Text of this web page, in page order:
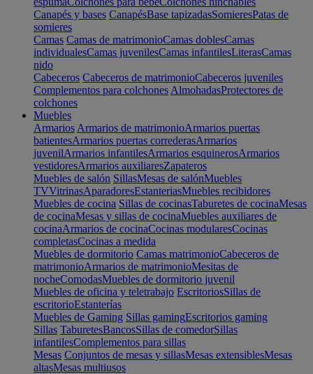
Canapés y bases CanapésBase tapizadasSomieresPatas de
somieres
Camas Camas de matrimonioCamas doblesCamas
individualesCamas juvenilesCamas infantilesLiterasCamas
nido
Cabeceros Cabeceros de matrimonioCabeceros juveniles
Complementos para colchones AlmohadasProtectores de
colchones
Muebles
Armarios Armarios de matrimonioArmarios puertas
batientesArmarios puertas correderasArmarios
juvenilArmarios infantilesArmarios esquinerosArmarios
vestidoresArmarios auxiliaresZapateros
Muebles de salón SillasMesas de salónMuebles
TVVitrinasAparadoresEstanteriasMuebles recibidores
Muebles de cocina Sillas de cocinasTaburetes de cocinaMesas
de cocinaMesas y sillas de cocinaMuebles auxiliares de
cocinaArmarios de cocinaCocinas modularesCocinas
completasCocinas a medida
Muebles de dormitorio Camas matrimonioCabeceros de
matrimonioArmarios de matrimonioMesitas de
nocheComodasMuebles de dormitorio juvenil
Muebles de oficina y teletrabajo EscritoriosSillas de
escritorioEstanterías
Muebles de Gaming Sillas gamingEscritorios gaming
Sillas TaburetesBancosSillas de comedorSillas
infantilesComplementos para sillas
Mesas Conjuntos de mesas y sillasMesas extensiblesMesas
altasMesas multiusos